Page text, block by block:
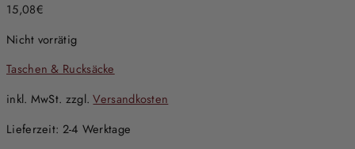
15,08€
Nicht vorrätig
Taschen & Rucksäcke
inkl. MwSt. zzgl.Versandkosten
Lieferzeit: 2-4 Werktage